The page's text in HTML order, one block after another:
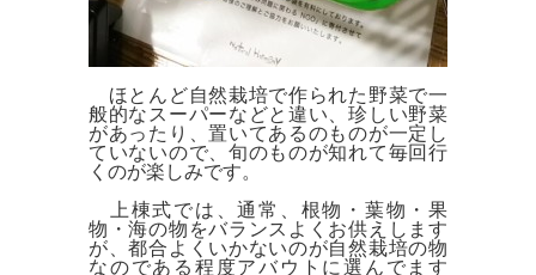
ほとんど自然栽培で作られた野菜で一
般的なスーパーなどと違い、珍しい野菜
があったり、置いてあるのものが一定し
ていないので、旬のものが知れて毎回行
くのが楽しみです。
上棟式では、通常、根物・葉物・果
物・海の物をバランスよくお供えします
が、都合よくいかないのが自然栽培の物
なのである程度アバウトに選んでます